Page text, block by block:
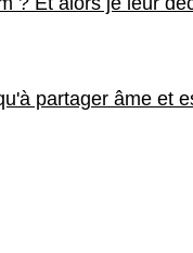
partager âme et